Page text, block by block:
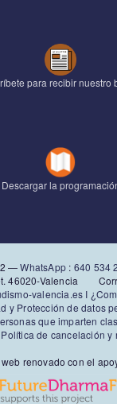
para recibir nuestro
Descargar la
—WhatsApp : 640 534
46020-Valencia
valencia.es I
y Protección de datos
que imparten
Política de cancelación y
renovado con el